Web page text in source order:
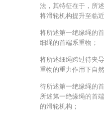
法，其特征在于，所
将滑轮机构提升至临
将所述第一绝缘绳的
细绳的首端系重物；
将所述细绳跨过待夹
重物的重力作用下自
待所述第一绝缘绳的
所述第一绝缘绳的首
的滑轮机构；